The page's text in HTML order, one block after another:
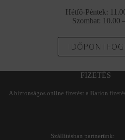
Hétfő-Péntek:
Szombat: 10.00
FIZETÉS
A biztonságos online fizetést a Barion
Szállításban partnerünk: